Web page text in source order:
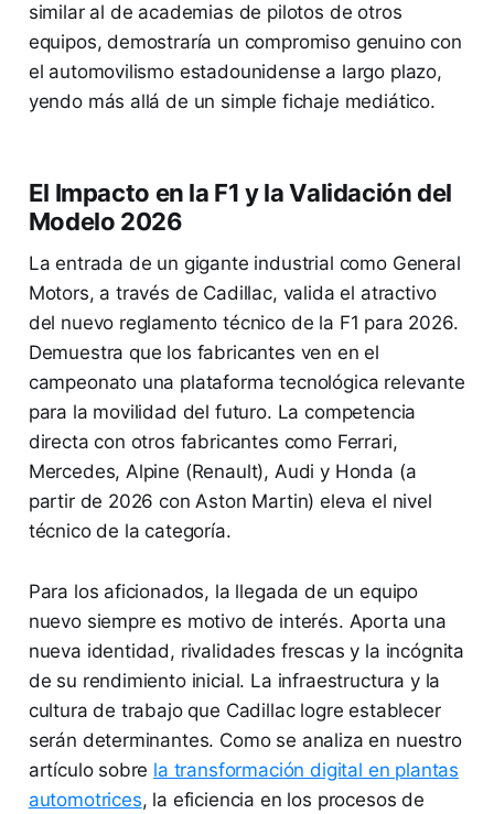
similar al de academias de pilotos de otros
equipos, demostraría un compromiso genuino con
el automovilismo estadounidense a largo plazo,
yendo más allá de un simple fichaje mediático.
El Impacto en la F1 y la Validación del
Modelo 2026
La entrada de un gigante industrial como General
Motors, a través de Cadillac, valida el atractivo
del nuevo reglamento técnico de la F1 para 2026.
Demuestra que los fabricantes ven en el
campeonato una plataforma tecnológica relevante
para la movilidad del futuro. La competencia
directa con otros fabricantes como Ferrari,
Mercedes, Alpine (Renault), Audi y Honda (a
partir de 2026 con Aston Martin) eleva el nivel
técnico de la categoría.
Para los aficionados, la llegada de un equipo
nuevo siempre es motivo de interés. Aporta una
nueva identidad, rivalidades frescas y la incógnita
de su rendimiento inicial. La infraestructura y la
cultura de trabajo que Cadillac logre establecer
serán determinantes. Como se analiza en nuestro
artículo sobre la transformación digital en plantas
automotrices, la eficiencia en los procesos de